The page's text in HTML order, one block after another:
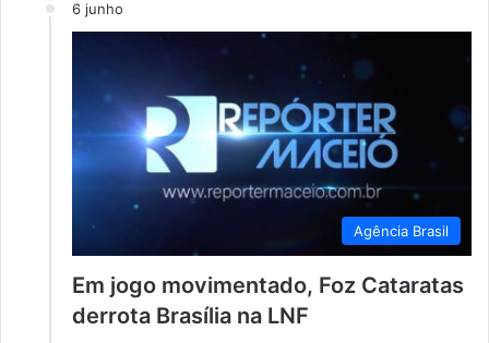
6 junho
Agência Brasil
Em jogo movimentado, Foz Cataratas
derrota Brasília na LNF